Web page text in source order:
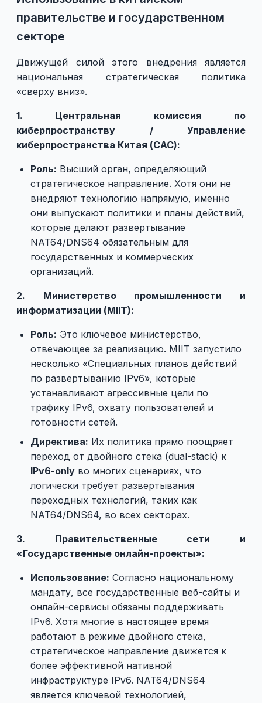
правительстве и государственном
секторе
Движущей силой этого внедрения является
национальная стратегическая политика
«сверху вниз».
1. Центральная комиссия по
киберпространству / Управление
киберпространства Китая (CAC):
Роль: Высший орган, определяющий
стратегическое направление. Хотя они не
внедряют технологию напрямую, именно
они выпускают политики и планы действий,
которые делают развертывание
NAT64/DNS64 обязательным для
государственных и коммерческих
организаций.
2. Министерство промышленности и
информатизации (MIIT):
Роль: Это ключевое министерство,
отвечающее за реализацию. MIIT запустило
несколько «Специальных планов действий
по развертыванию IPv6», которые
устанавливают агрессивные цели по
трафику IPv6, охвату пользователей и
готовности сетей.
Директива: Их политика прямо поощряет
переход от двойного стека (dual-stack) к
IPv6-only во многих сценариях, что
логически требует развертывания
переходных технологий, таких как
NAT64/DNS64, во всех секторах.
3. Правительственные сети и
«Государственные онлайн-проекты»:
Использование: Согласно национальному
мандату, все государственные веб-сайты и
онлайн-сервисы обязаны поддерживать
IPv6. Хотя многие в настоящее время
работают в режиме двойного стека,
стратегическое направление движется к
более эффективной нативной
инфраструктуре IPv6. NAT64/DNS64
является ключевой технологией,